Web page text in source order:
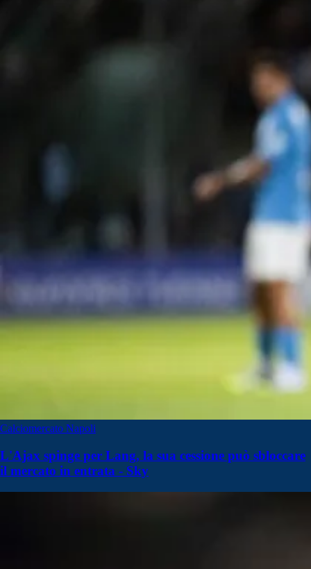
Calciomercato Napoli
L'Ajax spinge per Lang, la sua cessione può sbloccare
il mercato in entrata - Sky